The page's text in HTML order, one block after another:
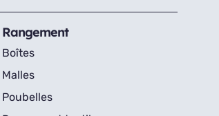
Rangement
Boîtes
Malles
Poubelles